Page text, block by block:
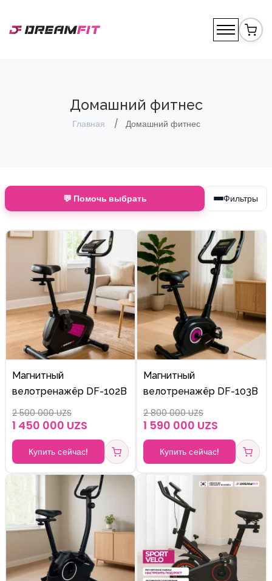
Домашний фитнес
Главная Домашний фитнес
💬 Помочь выбрать Фильтры
Магнитный
велотренажёр DF-102B
2 500 000 UZS
1 450 000 UZS
Купить сейчас!
Магнитный
велотренажёр DF-103B
2 800 000 UZS
1 590 000 UZS
Купить сейчас!